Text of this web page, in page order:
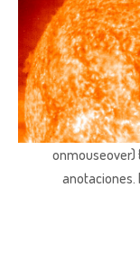
onmouseover)
anotaciones.